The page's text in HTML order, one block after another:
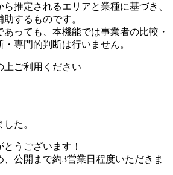
推定されるエリアと業種に基づき、
するものです。
っても、本機能では事業者の比較・
専門的判断は行いません。
上ご利用ください
た。
うございます！
公開まで約3営業日程度いただきま